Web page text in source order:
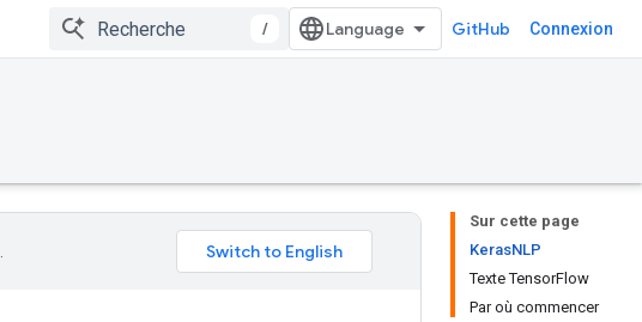
/ GitHub Connexion
Sur cette page
KerasNLP
Texte TensorFlow
Par où commencer